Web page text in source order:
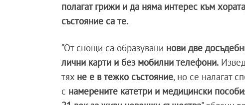
полагат грижи и да няма интерес към хората
състояние са те.
"От снощи са образувани нови две
лични карти и без мобилни телефони.
тях не е в тежко състояние, но се налагат
с намерените катетри и медицински